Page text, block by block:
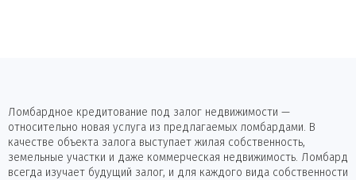
Ломбардное кредитование под залог недвижимости —
относительно новая услуга из предлагаемых ломбардами. В
качестве объекта залога выступает жилая собственность,
земельные участки и даже коммерческая недвижимость. Ломбард
всегда изучает будущий залог, и для каждого вида собственности